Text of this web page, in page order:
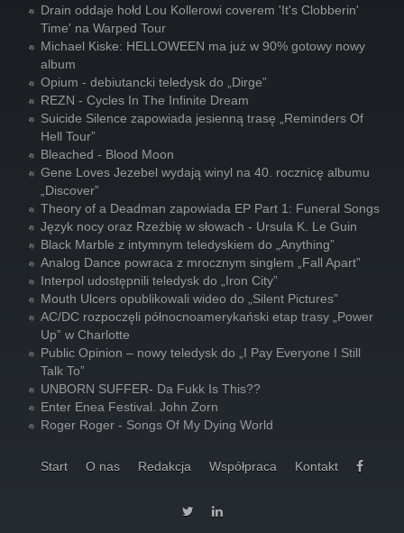
Drain oddaje hołd Lou Kollerowi coverem 'It's Clobberin'
Time' na Warped Tour
Michael Kiske: HELLOWEEN ma już w 90% gotowy nowy
album
Opium - debiutancki teledysk do „Dirge”
REZN - Cycles In The Infinite Dream
Suicide Silence zapowiada jesienną trasę „Reminders Of
Hell Tour”
Bleached - Blood Moon
Gene Loves Jezebel wydają winyl na 40. rocznicę albumu
„Discover”
Theory of a Deadman zapowiada EP Part 1: Funeral Songs
Język nocy oraz Rzeźbię w słowach - Ursula K. Le Guin
Black Marble z intymnym teledyskiem do „Anything”
Analog Dance powraca z mrocznym singlem „Fall Apart”
Interpol udostępnili teledysk do „Iron City”
Mouth Ulcers opublikowali wideo do „Silent Pictures”
AC/DC rozpoczęli północnoamerykański etap trasy „Power
Up” w Charlotte
Public Opinion – nowy teledysk do „I Pay Everyone I Still
Talk To”
UNBORN SUFFER- Da Fukk Is This??
Enter Enea Festival. John Zorn
Roger Roger - Songs Of My Dying World
Start O nas Redakcja Współpraca Kontakt